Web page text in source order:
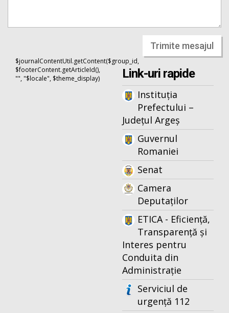
Trimite mesajul
$journalContentUtil.getContent($group_id,
$footerContent.getArticleId(),
"", "$locale", $theme_display)
Link-uri rapide
Instituția
Prefectului –
Județul Argeș
Guvernul
Romaniei
Senat
Camera
Deputaților
ETICA - Eficiență,
Transparență și
Interes pentru
Conduita din
Administrație
Serviciul de
urgență 112